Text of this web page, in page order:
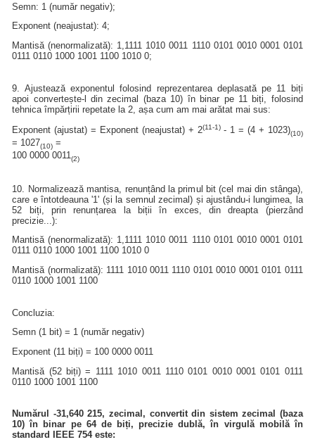
Semn: 1 (număr negativ);
Exponent (neajustat): 4;
Mantisă (nenormalizată): 1,1111 1010 0011 1110 0101 0010 0001 0101
0111 0110 1000 1001 1100 1010 0;
9. Ajustează exponentul folosind reprezentarea deplasată pe 11 biți
apoi convertește-l din zecimal (baza 10) în binar pe 11 biți, folosind
tehnica împărțirii repetate la 2, așa cum am mai arătat mai sus:
Exponent (ajustat) = Exponent (neajustat) + 2(11-1)- 1 = (4 + 1023)(10)
= 1027(10) =
100 0000 0011(2)
10. Normalizează mantisa, renunțând la primul bit (cel mai din stânga),
care e întotdeauna '1' (și la semnul zecimal) și ajustându-i lungimea, la
52 biți, prin renunțarea la biții în exces, din dreapta (pierzând
precizie...):
Mantisă (nenormalizată): 1,1111 1010 0011 1110 0101 0010 0001 0101
0111 0110 1000 1001 1100 1010 0
Mantisă (normalizată): 1111 1010 0011 1110 0101 0010 0001 0101 0111
0110 1000 1001 1100
Concluzia:
Semn (1 bit) = 1 (număr negativ)
Exponent (11 biți) = 100 0000 0011
Mantisă (52 biți) = 1111 1010 0011 1110 0101 0010 0001 0101 0111
0110 1000 1001 1100
Numărul -31,640 215, zecimal, convertit din sistem zecimal (baza
10) în binar pe 64 de biți, precizie dublă, în virgulă mobilă în
standard IEEE 754 este: